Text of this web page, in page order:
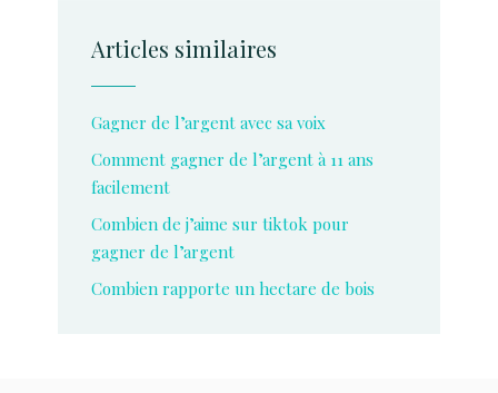
Articles similaires
Gagner de l’argent avec sa voix
Comment gagner de l’argent à 11 ans
facilement
Combien de j’aime sur tiktok pour
gagner de l’argent
Combien rapporte un hectare de bois